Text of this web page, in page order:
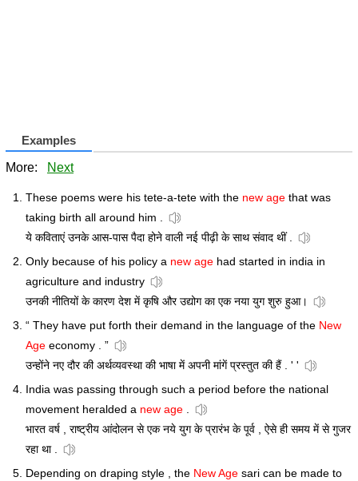
Examples
More: Next
These poems were his tete-a-tete with the new age that was
taking birth all around him .
ये कविताएं उनके आस-पास पैदा होने वाली नई पीढ़ी के साथ संवाद थीं .
Only because of his policy a new age had started in india in
agriculture and industry
उनकी नीतियों के कारण देश में कृषि और उद्योग का एक नया युग शुरु हुआ।
“ They have put forth their demand in the language of the New
Age economy . ”
उन्होंने नए दौर की अर्थव्यवस्था की भाषा में अपनी मांगें प्रस्तुत की हैं . ' '
India was passing through such a period before the national
movement heralded a new age .
भारत वर्ष , राष्ट्रीय आंदोलन से एक नये युग के प्रारंभ के पूर्व , ऐसे ही समय में से गुजर
रहा था .
Depending on draping style , the New Age sari can be made to